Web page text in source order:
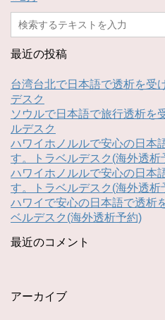
最近の投稿
台湾台北で日本語で透析を受
デスク
ソウルで日本語で旅行透析を
ルデスク
ハワイホノルルで安心の日本
す。トラベルデスク(海外透析
ハワイホノルルで安心の日本
す。トラベルデスク(海外透析
ハワイで安心の日本語で透析
ベルデスク(海外透析予約)
最近のコメント
アーカイブ